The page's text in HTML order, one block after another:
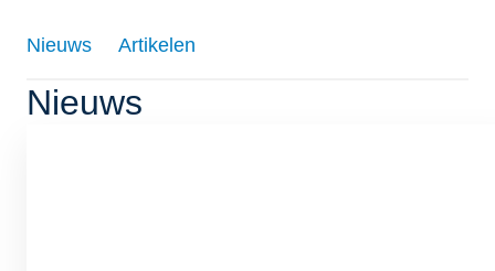
Nieuws Artikelen
Nieuws